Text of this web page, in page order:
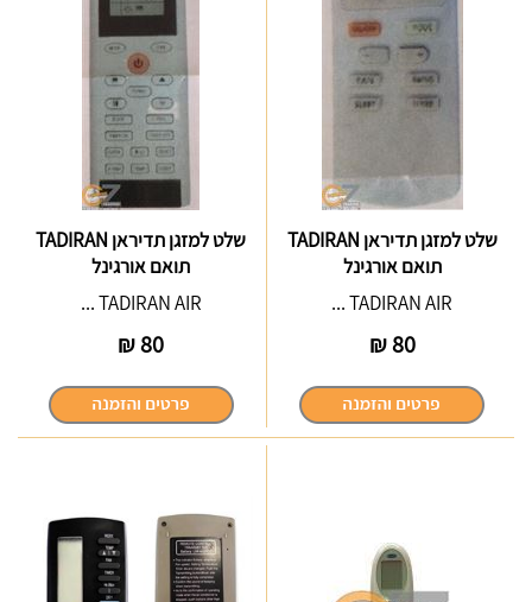
שלט למזגן תדיראן TADIRAN
תואם אורגינל
TADIRAN AIR ...
80
₪
שלט למזגן תדיראן TADIRAN
תואם אורגינל
TADIRAN AIR ...
80
₪